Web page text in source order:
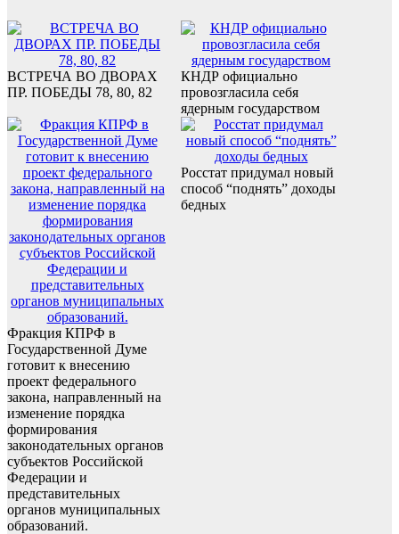
ВСТРЕЧА ВО ДВОРАХ
ПР. ПОБЕДЫ 78, 80, 82
КНДР официально
провозгласила себя
ядерным государством
Фракция КПРФ в
Государственной Думе
готовит к внесению
проект федерального
закона, направленный на
изменение порядка
формирования
законодательных органов
субъектов Российской
Федерации и
представительных
органов муниципальных
образований.
Росстат придумал новый
способ “поднять” доходы
бедных